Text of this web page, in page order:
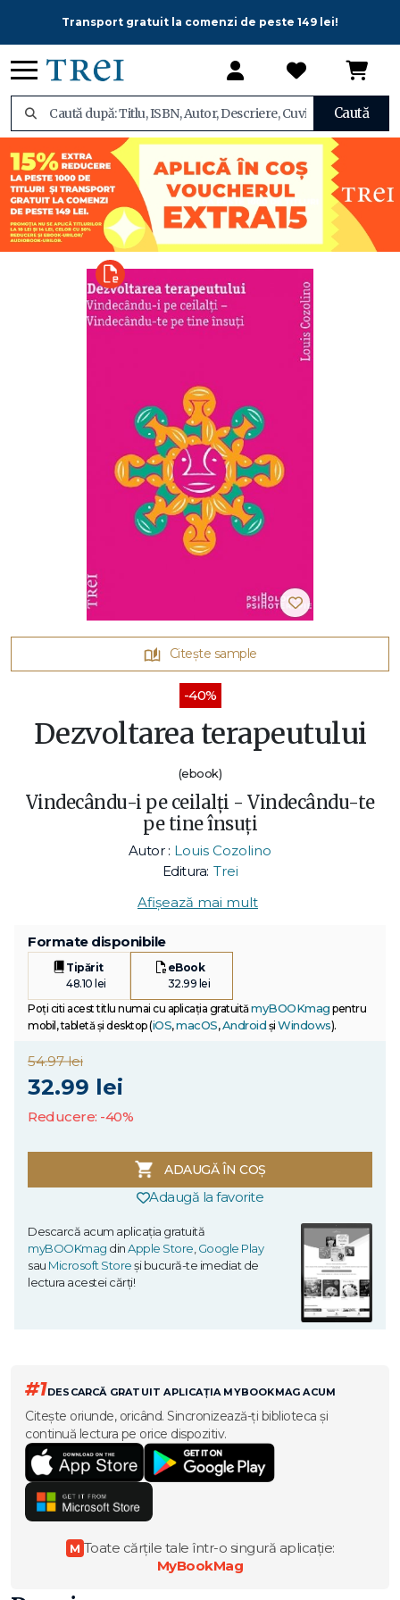
Transport gratuit la comenzi de peste 149 lei!
Caută
Citește sample
-40%
Dezvoltarea terapeutului
(ebook)
Vindecându-i pe ceilalți - Vindecându-te
pe tine însuți
Autor : Louis Cozolino
Editura: Trei
Afișează mai mult
Formate disponibile
Tipărit
48.10 lei
eBook
32.99 lei
Poți citi acest titlu numai cu aplicația gratuitămyBOOKmag pentru
mobil, tabletă și desktop (iOS,macOS,Android și Windows).
54.97 lei
32.99 lei
Reducere: -40%
ADAUGĂ ÎN COȘ
Adaugă la favorite
Descarcă acum aplicația gratuită
myBOOKmag dinApple Store,Google Play
sau Microsoft Storeși bucură-te imediat de
lectura acestei cărți!
#1DESCARCĂ GRATUIT APLICAȚIA MYBOOKMAG ACUM
Citește oriunde, oricând. Sincronizează-ți biblioteca și
continuă lectura pe orice dispozitiv.
M Toate cărțile tale într-o singură aplicație:
MyBookMag